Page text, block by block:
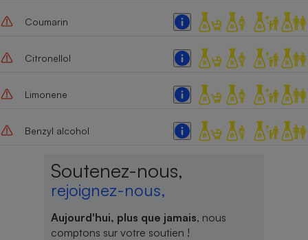
Coumarin
Citronellol
Limonene
Benzyl alcohol
Soutenez-nous,
rejoignez-nous,
Aujourd'hui, plus que jamais, nous
comptons sur votre soutien !